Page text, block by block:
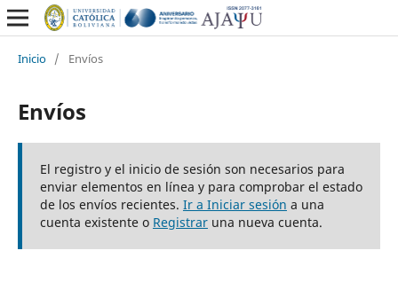
Inicio / Envíos
Envíos
El registro y el inicio de sesión son necesarios para
enviar elementos en línea y para comprobar el estado
de los envíos recientes. Ir a Iniciar sesión a una
cuenta existente o Registraruna nueva cuenta.